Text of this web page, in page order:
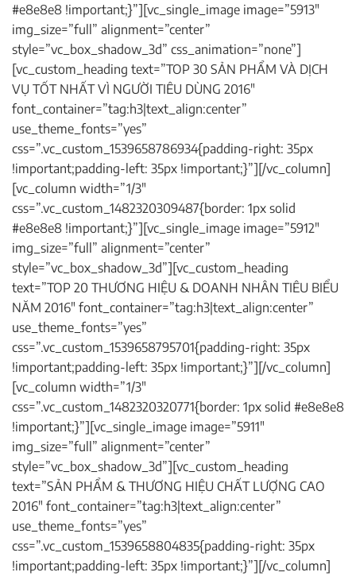
#e8e8e8 !important;}”][vc_single_image image=”5913″
img_size=”full” alignment=”center”
style=”vc_box_shadow_3d” css_animation=”none”]
[vc_custom_heading text=”TOP 30 SẢN PHẨM VÀ DỊCH
VỤ TỐT NHẤT VÌ NGƯỜI TIÊU DÙNG 2016″
font_container=”tag:h3|text_align:center”
use_theme_fonts=”yes”
css=”.vc_custom_1539658786934{padding-right: 35px
!important;padding-left: 35px !important;}”][/vc_column]
[vc_column width=”1/3″
css=”.vc_custom_1482320309487{border: 1px solid
#e8e8e8 !important;}”][vc_single_image image=”5912″
img_size=”full” alignment=”center”
style=”vc_box_shadow_3d”][vc_custom_heading
text=”TOP 20 THƯƠNG HIỆU & DOANH NHÂN TIÊU BIỂU
NĂM 2016″ font_container=”tag:h3|text_align:center”
use_theme_fonts=”yes”
css=”.vc_custom_1539658795701{padding-right: 35px
!important;padding-left: 35px !important;}”][/vc_column]
[vc_column width=”1/3″
css=”.vc_custom_1482320320771{border: 1px solid #e8e8e8
!important;}”][vc_single_image image=”5911″
img_size=”full” alignment=”center”
style=”vc_box_shadow_3d”][vc_custom_heading
text=”SẢN PHẨM & THƯƠNG HIỆU CHẤT LƯỢNG CAO
2016″ font_container=”tag:h3|text_align:center”
use_theme_fonts=”yes”
css=”.vc_custom_1539658804835{padding-right: 35px
!important;padding-left: 35px !important;}”][/vc_column]